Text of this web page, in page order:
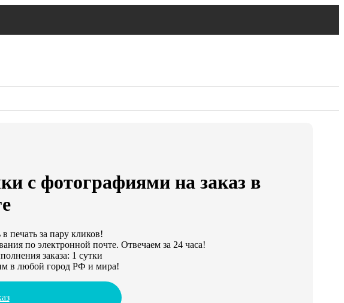
с фотографиями на заказ в
печать за пару кликов!
по электронной почте. Отвечаем за 24 часа!
заказа: 1 сутки
в любой город РФ и мира!